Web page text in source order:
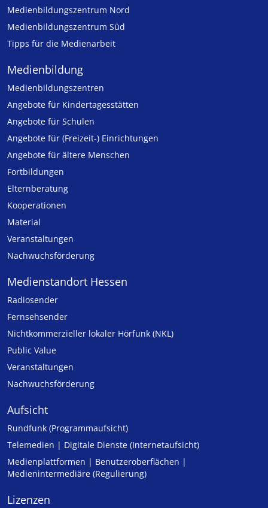
Medienbildungszentrum Nord
Medienbildungszentrum Süd
Tipps für die Medienarbeit
Medienbildung
Medien­bildungs­zentren
Angebote für Kinder­tages­stätten
Angebote für Schulen
Angebote für (Freizeit-) Ein­rich­tungen
Angebote für ältere Menschen
Fortbildungen
Elternberatung
Kooperationen
Material
Veranstaltungen
Nachwuchsförderung
Medienstandort Hessen
Radiosender
Fernsehsender
Nicht­kommer­zieller lo­ka­ler Hör­funk (NKL)
Public Value
Veranstaltungen
Nachwuchsförderung
Aufsicht
Rundfunk (Programmaufsicht)
Telemedien | Digitale Dienste (Internetaufsicht)
Medienplattformen | Benutzeroberflächen |
Medienintermediäre (Regulierung)
Lizenzen